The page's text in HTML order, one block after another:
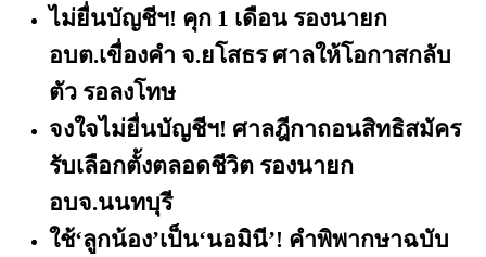
ไม่ยื่นบัญชีฯ! คุก 1 เดือน รองนายก
อบต.เขื่องคํา จ.ยโสธร ศาลให้โอกาสกลับ
ตัว รอลงโทษ
จงใจไม่ยื่นบัญชีฯ! ศาลฎีกาถอนสิทธิสมัคร
รับเลือกตั้งตลอดชีวิต รองนายก
อบจ.นนทบุรี
ใช้‘ลูกน้อง’เป็น‘นอมินี’! คำพิพากษาฉบับ